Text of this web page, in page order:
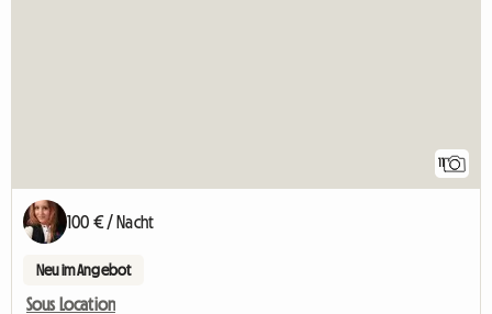
11
100 € / Nacht
Neu im Angebot
Sous Location